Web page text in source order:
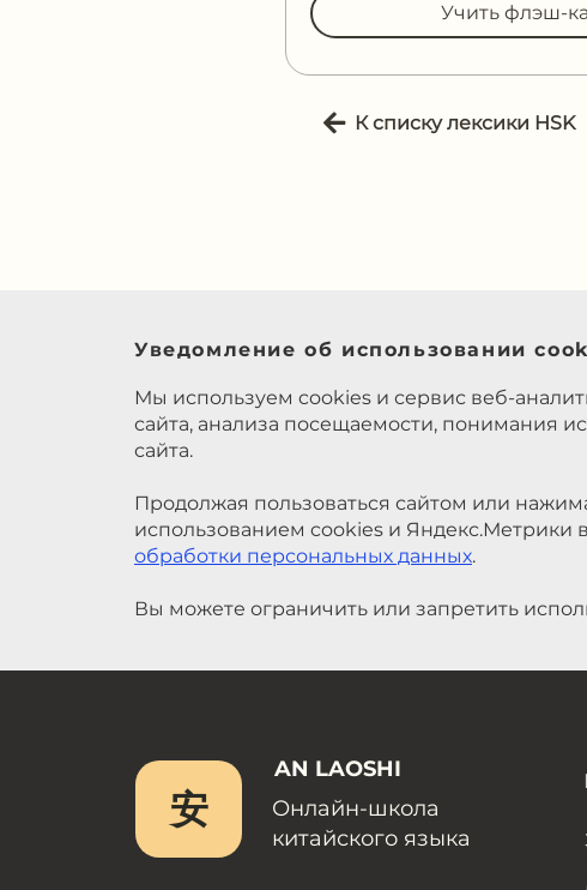
Учить флэш-
К списку лексики HSK
Уведомление об использовании
Мы используем cookies и сервис веб-
сайта, анализа посещаемости, понимания
сайта.
Продолжая пользоваться сайтом или
использованием cookies и Яндекс.Метрики
обработки персональных данных.
Вы можете ограничить или запретить
安
AN LAOSHI
Онлайн-школа
китайского языка